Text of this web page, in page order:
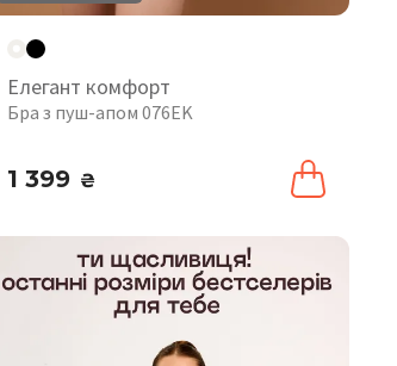
Елегант комфорт
Бра з пуш-апом 076EK
1 399 ₴